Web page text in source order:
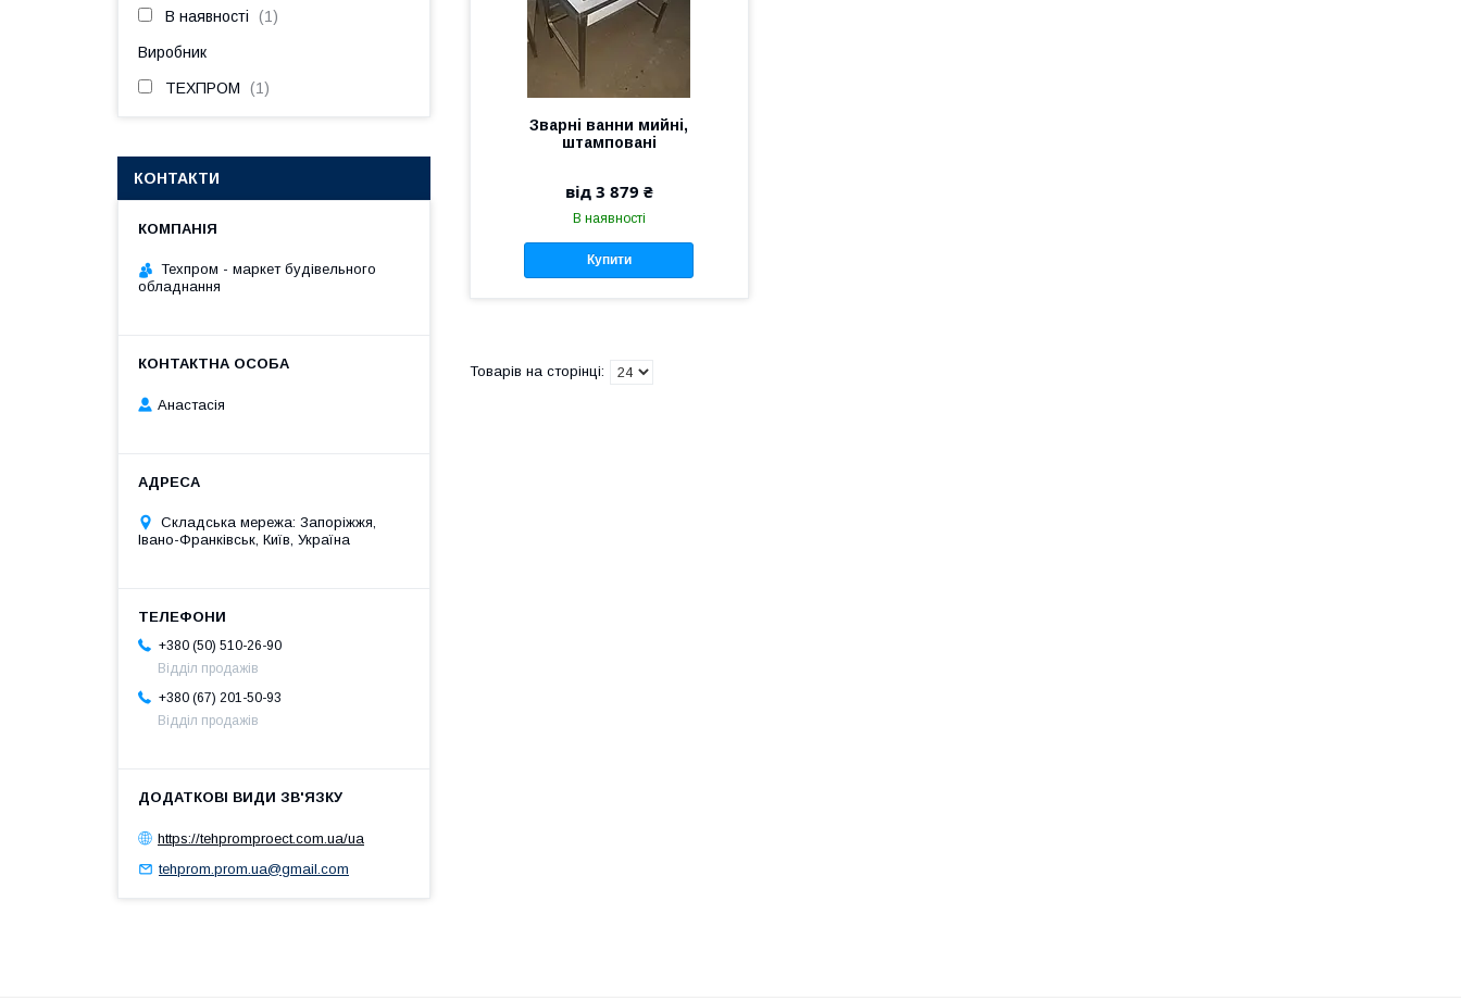
Зварні ванни мийні,
штамповані
від 3 879 ₴
В наявності
Купити
В наявності 1
Виробник
ТЕХПРОМ 1
КОНТАКТИ
Техпром - маркет будівельного
обладнання
Анастасія
Складська мережа: Запоріжжя,
Івано-Франківськ, Київ, Україна
+380 (50) 510-26-90
Відділ продажів
+380 (67) 201-50-93
Відділ продажів
https://tehpromproect.com.ua/ua
tehprom.prom.ua@gmail.com